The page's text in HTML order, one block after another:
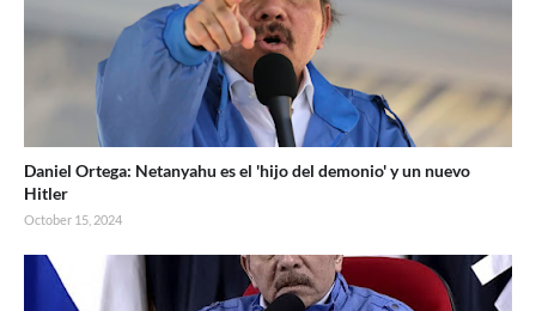
Daniel Ortega: Netanyahu es el 'hijo del demonio' y un nuevo
Hitler
October 15, 2024